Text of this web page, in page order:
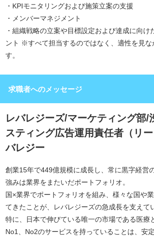
・KPIモニタリングおよび施策立案の支援
・メンバーマネジメント
・組織戦略の立案や目標設定および達成に向け
ント ※すべて担当するのではなく、適性を見な
す。
求職者へのメッセージ
レバレジーズ/マーケティング部/
スティング広告運用責任者（リ
バレジー
創業15年で449億規模に成長し、常に黒字経営
強みは業界をまたいだポートフォリオ。
国×業界でポートフォリオを組み、様々な国や
てきたことが、レバレジーズの急成長を支えて
特に、日本で伸びている唯一の市場である医療
No1、No2のサービスを持っていることは、安